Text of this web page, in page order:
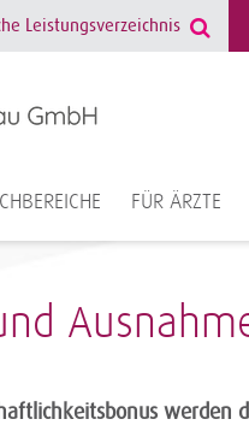
FÜR ÄRZTE
werden